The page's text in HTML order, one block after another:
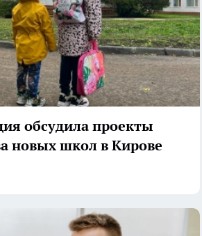
обсудила проекты
новых школ в Кирове